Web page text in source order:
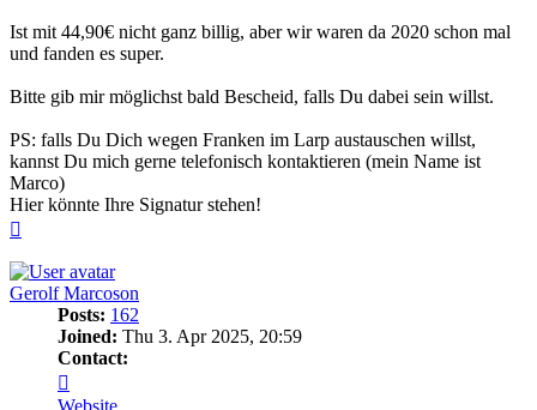
Ist mit 44,90€ nicht ganz billig, aber wir waren da 2020 schon mal
und fanden es super.
Bitte gib mir möglichst bald Bescheid, falls Du dabei sein willst.
PS: falls Du Dich wegen Franken im Larp austauschen willst,
kannst Du mich gerne telefonisch kontaktieren (mein Name ist
Marco)
Hier könnte Ihre Signatur stehen!
Gerolf Marcoson
Posts: 162
Joined: Thu 3. Apr 2025, 20:59
Contact:
Gerolf
Website